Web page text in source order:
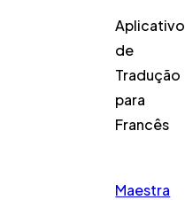
Aplicativo
de
Tradução
para
Francês
Maestra